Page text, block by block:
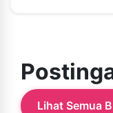
Lihat Semua